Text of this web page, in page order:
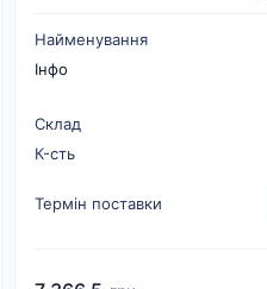
Найменування
Інфо
Склад
К-cть
Термін поставки